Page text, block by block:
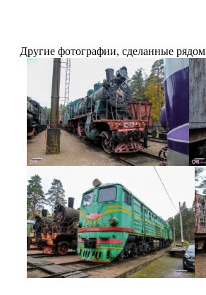
Другие фотографии, сделанные рядом